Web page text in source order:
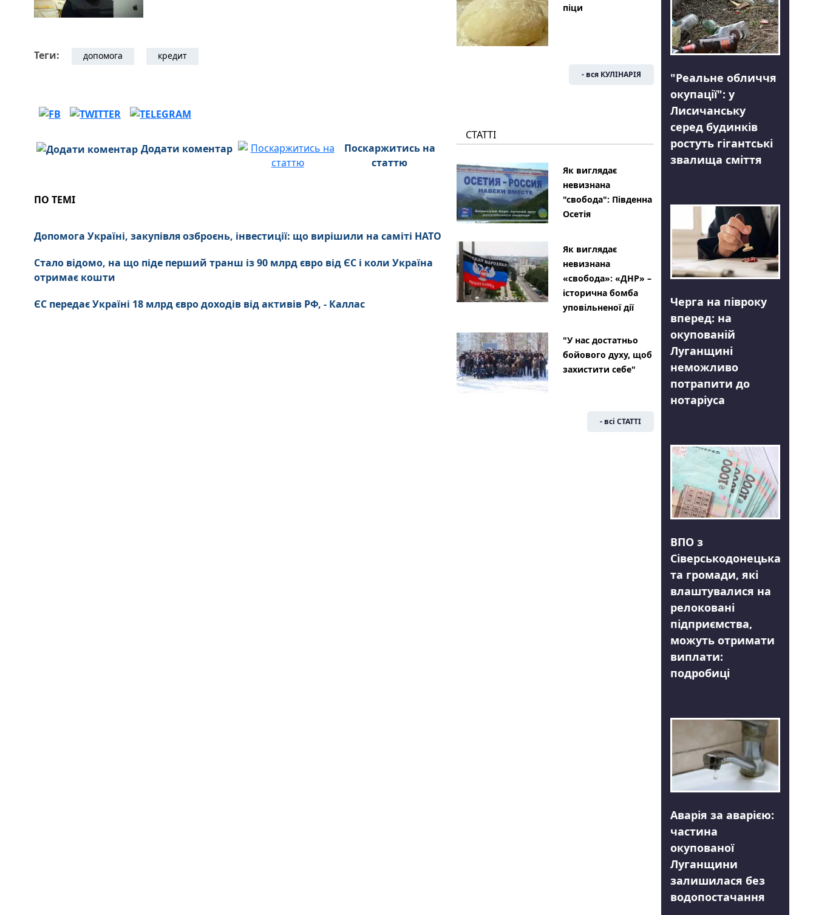
Теги: допомога кредит
Додати коментар
Поскаржитись на
статтю
ПО ТЕМІ
Допомога Україні, закупівля озброєнь, інвестиції: що вирішили на саміті НАТО
Стало відомо, на що піде перший транш із 90 млрд євро від ЄС і коли Україна
отримає кошти
ЄС передає Україні 18 млрд євро доходів від активів РФ, - Каллас
піци
- вся КУЛІНАРІЯ
СТАТТІ
Як виглядає
невизнана
"свобода": Південна
Осетія
Як виглядає
невизнана
«свобода»: «ДНР» –
історична бомба
уповільненої дії
"У нас достатньо
бойового духу, щоб
захистити себе"
- всі СТАТТІ
"Реальне обличчя
окупації": у
Лисичанську
серед будинків
ростуть гігантські
звалища сміття
Черга на півроку
вперед: на
окупованій
Луганщині
неможливо
потрапити до
нотаріуса
ВПО з
Сіверськодонецька
та громади, які
влаштувалися на
релоковані
підприємства,
можуть отримати
виплати:
подробиці
Аварія за аварією:
частина
окупованої
Луганщини
залишилася без
водопостачання